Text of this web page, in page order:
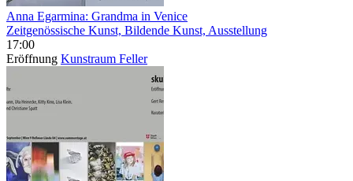
Anna Egarmina: Grandma in Venice
Zeitgenössische Kunst, Bildende Kunst, Ausstellung
17:00
Eröffnung Kunstraum Feller